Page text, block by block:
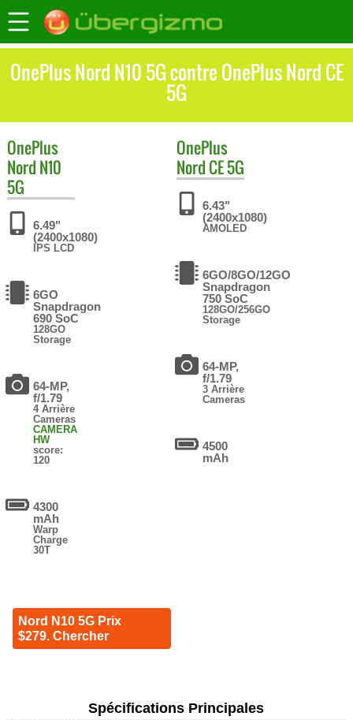
OnePlus Nord N10 5G contre OnePlus Nord CE
5G
OnePlus
Nord N10
5G
6.49"
(2400x1080)
IPS LCD
6GO
Snapdragon
690 SoC
128GO
Storage
64-MP,
f/1.79
4 Arrière
Cameras
CAMERA
HW
score:
120
4300
mAh
Warp
Charge
30T
Nord N10 5G Prix
$279. Chercher
OnePlus
Nord CE 5G
6.43"
(2400x1080)
AMOLED
6GO/8GO/12GO
Snapdragon
750 SoC
128GO/256GO
Storage
64-MP,
f/1.79
3 Arrière
Cameras
4500
mAh
Spécifications Principales